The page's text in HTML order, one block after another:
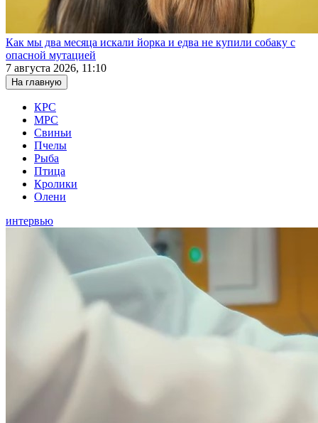
Как мы два месяца искали йорка и едва не купили собаку с
опасной мутацией
7 августа 2026, 11:10
На главную
КРС
МРС
Свиньи
Пчелы
Рыба
Птица
Кролики
Олени
интервью